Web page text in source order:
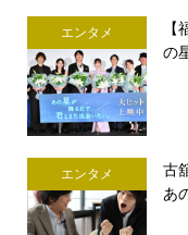
エンタメ
の
エンタメ
古
あ